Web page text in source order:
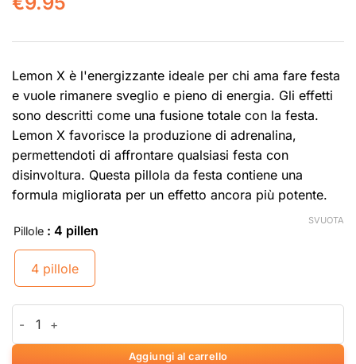
Lemon X è l'energizzante ideale per chi ama fare festa
e vuole rimanere sveglio e pieno di energia. Gli effetti
sono descritti come una fusione totale con la festa.
Lemon X favorisce la produzione di adrenalina,
permettendoti di affrontare qualsiasi festa con
disinvoltura. Questa pillola da festa contiene una
formula migliorata per un effetto ancora più potente.
Pillole : 4 pillen
4 pillole
SVUOTA
Aggiungi al carrello